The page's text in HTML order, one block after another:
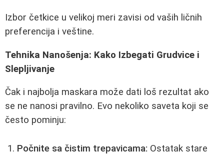
Izbor četkice u velikoj meri zavisi od vaših ličnih
preferencija i veštine.
Tehnika Nanošenja: Kako Izbegati Grudvice i
Slepljivanje
Čak i najbolja maskara može dati loš rezultat ako
se ne nanosi pravilno. Evo nekoliko saveta koji se
često pominju:
Počnite sa čistim trepavicama: Ostatak stare